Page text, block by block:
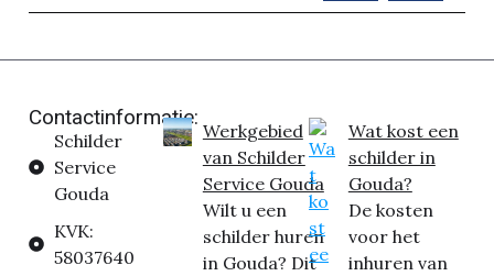
Contactinformatie:
Schilder
Service
Gouda
KVK:
58037640
Werkgebied
van Schilder
Service Gouda
Wilt u een
schilder huren
in Gouda? Dit
Wat kost een
schilder in
Gouda?
De kosten
voor het
inhuren van